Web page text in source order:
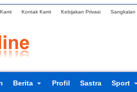
Kontak Kami Kebijakan Privasi Sangkalan
Berita Profil Sastra Sport